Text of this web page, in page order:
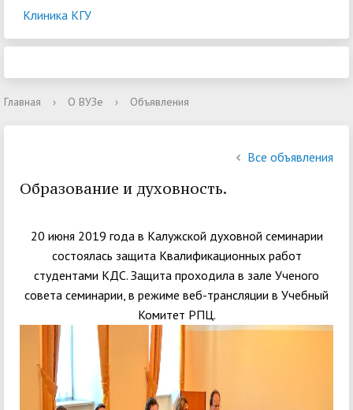
Клиника КГУ
Главная › О ВУЗе › Объявления
Все объявления
Образование и духовность.
20 июня 2019 года в Калужской духовной семинарии
состоялась защита Квалификационных работ
студентами КДС. Защита проходила в зале Ученого
совета семинарии, в режиме веб-трансляции в Учебный
Комитет РПЦ.